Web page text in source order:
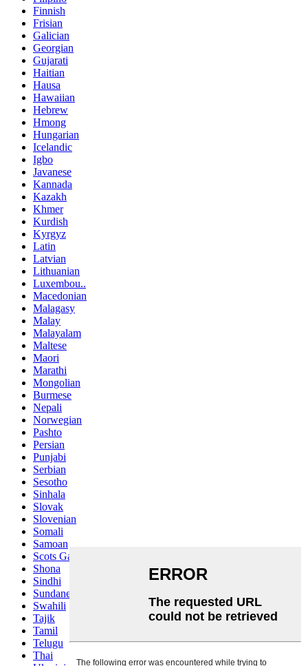
Finnish
Frisian
Galician
Georgian
Gujarati
Haitian
Hausa
Hawaiian
Hebrew
Hmong
Hungarian
Icelandic
Igbo
Javanese
Kannada
Kazakh
Khmer
Kurdish
Kyrgyz
Latin
Latvian
Lithuanian
Luxembou..
Macedonian
Malagasy
Malay
Malayalam
Maltese
Maori
Marathi
Mongolian
Burmese
Nepali
Norwegian
Pashto
Persian
Punjabi
Serbian
Sesotho
Sinhala
Slovak
Slovenian
Somali
Samoan
Scots Gaelic
Shona
Sindhi
Sundanese
Swahili
Tajik
Tamil
Telugu
Thai